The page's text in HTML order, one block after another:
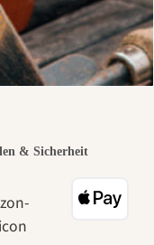
& Sicherheit